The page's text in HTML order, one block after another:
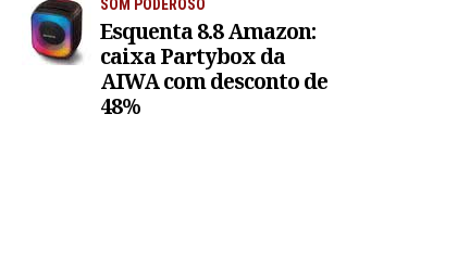
SOM PODEROSO
Esquenta 8.8 Amazon:
caixa Partybox da
AIWA com desconto de
48%